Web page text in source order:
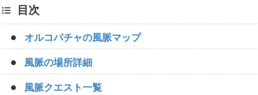
目次
オルコパチャの風脈マップ
風脈の場所詳細
風脈クエスト一覧